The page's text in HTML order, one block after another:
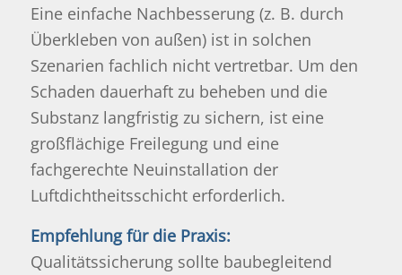
Eine einfache Nachbesserung (z. B. durch
Überkleben von außen) ist in solchen
Szenarien fachlich nicht vertretbar. Um den
Schaden dauerhaft zu beheben und die
Substanz langfristig zu sichern, ist eine
großflächige Freilegung und eine
fachgerechte Neuinstallation der
Luftdichtheitsschicht erforderlich.
Empfehlung für die Praxis:
Qualitätssicherung sollte baubegleitend